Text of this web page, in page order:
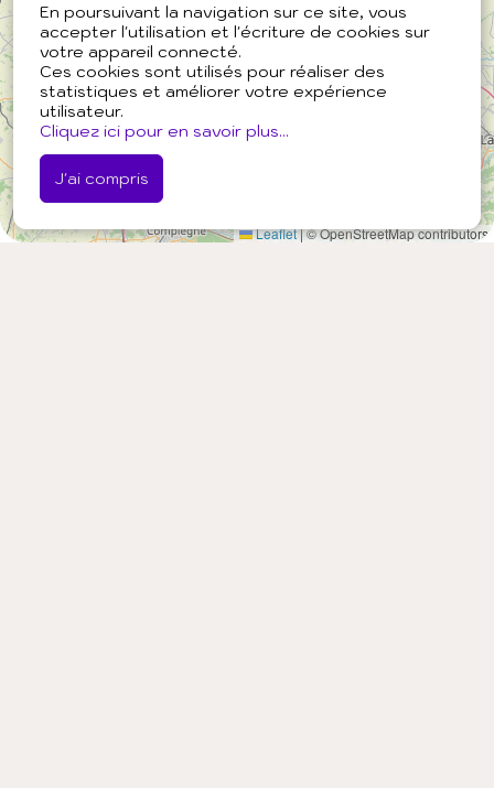
En poursuivant la navigation sur ce site, vous
accepter l'utilisation et l'écriture de cookies sur
votre appareil connecté.
Ces cookies sont utilisés pour réaliser des
statistiques et améliorer votre expérience
utilisateur.
Cliquez ici pour en savoir plus...
J'ai compris
Leaflet|© OpenStreetMap contributors